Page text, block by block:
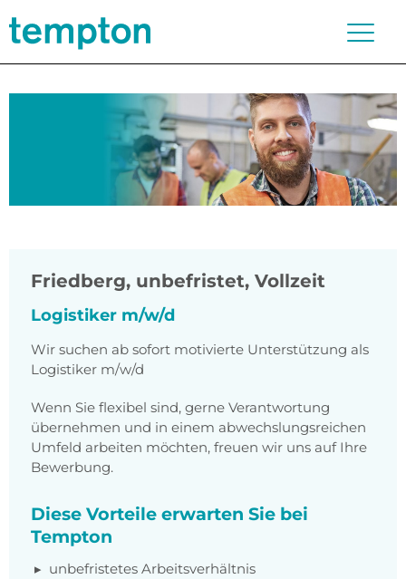
Friedberg, unbefristet, Vollzeit
Logistiker m/w/d
Wir suchen ab sofort motivierte Unterstützung als
Logistiker m/w/d
Wenn Sie flexibel sind, gerne Verantwortung
übernehmen und in einem abwechslungsreichen
Umfeld arbeiten möchten, freuen wir uns auf Ihre
Bewerbung.
Diese Vorteile erwarten Sie bei
Tempton
unbefristetes Arbeitsverhältnis